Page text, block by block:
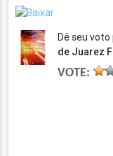
Dê seu voto
de Juarez
VOTE: